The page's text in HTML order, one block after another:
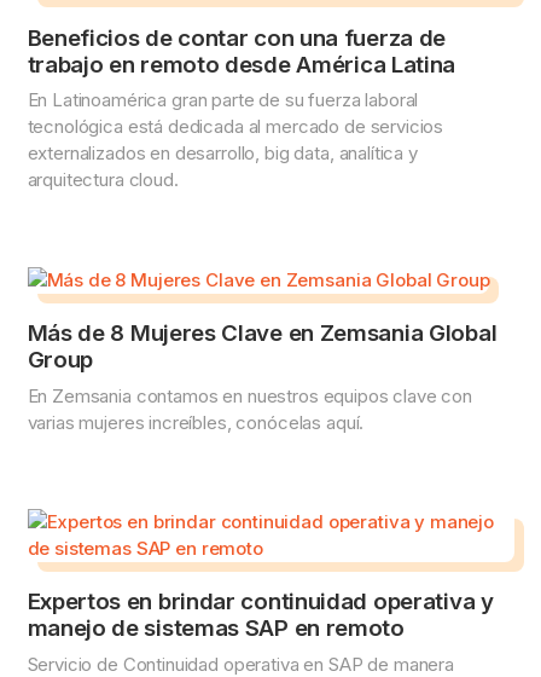
Beneficios de contar con una fuerza de
trabajo en remoto desde América Latina
En Latinoamérica gran parte de su fuerza laboral
tecnológica está dedicada al mercado de servicios
externalizados en desarrollo, big data, analítica y
arquitectura cloud.
Más de 8 Mujeres Clave en Zemsania Global
Group
En Zemsania contamos en nuestros equipos clave con
varias mujeres increíbles, conócelas aquí.
Expertos en brindar continuidad operativa y
manejo de sistemas SAP en remoto
Servicio de Continuidad operativa en SAP de manera